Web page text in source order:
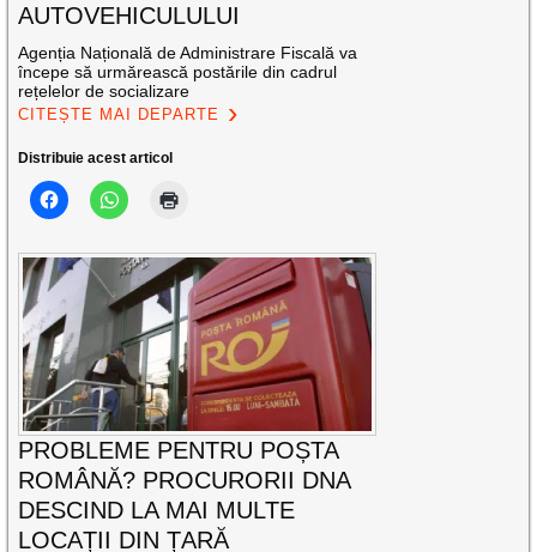
AUTOVEHICULULUI
Agenția Națională de Administrare Fiscală va
începe să urmărească postările din cadrul
rețelelor de socializare
CITEȘTE MAI DEPARTE
Distribuie acest articol
PROBLEME PENTRU POȘTA
ROMÂNĂ? PROCURORII DNA
DESCIND LA MAI MULTE
LOCAȚII DIN ȚARĂ